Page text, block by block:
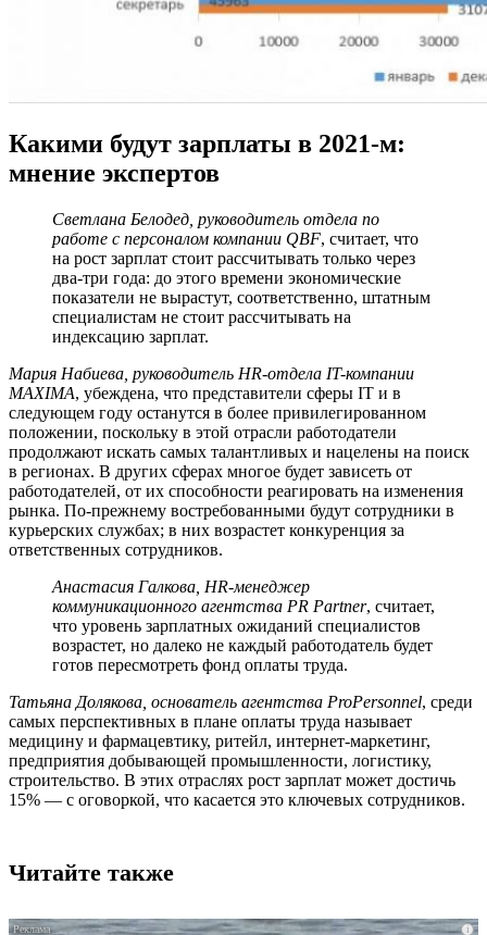
Какими будут зарплаты в 2021-м:
мнение экспертов
Светлана Белодед, руководитель отдела по
работе с персоналом компании QBF, считает, что
на рост зарплат стоит рассчитывать только через
два-три года: до этого времени экономические
показатели не вырастут, соответственно, штатным
специалистам не стоит рассчитывать на
индексацию зарплат.
Мария Набиева, руководитель HR-отдела IT-компании
MAXIMA, убеждена, что представители сферы IT и в
следующем году останутся в более привилегированном
положении, поскольку в этой отрасли работодатели
продолжают искать самых талантливых и нацелены на поиск
в регионах. В других сферах многое будет зависеть от
работодателей, от их способности реагировать на изменения
рынка. По-прежнему востребованными будут сотрудники в
курьерских службах; в них возрастет конкуренция за
ответственных сотрудников.
Анастасия Галкова, HR-менеджер
коммуникационного агентства PR Partner, считает,
что уровень зарплатных ожиданий специалистов
возрастет, но далеко не каждый работодатель будет
готов пересмотреть фонд оплаты труда.
Татьяна Долякова, основатель агентства ProPersonnel, среди
самых перспективных в плане оплаты труда называет
медицину и фармацевтику, ритейл, интернет-маркетинг,
предприятия добывающей промышленности, логистику,
строительство. В этих отраслях рост зарплат может достичь
15% — с оговоркой, что касается это ключевых сотрудников.
Читайте также
i